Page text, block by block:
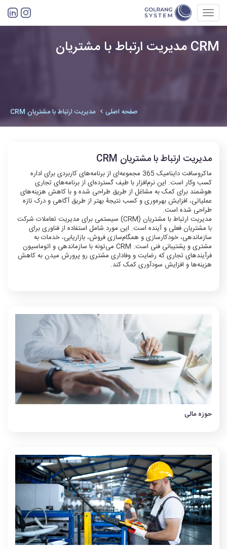
مدیریت ارتباط با مشتریان CRM
صفحه اصلی مدیریت ارتباط با مشتریان CRM
مدیریت ارتباط با مشتریان CRM
ماکروسافت داینامیک 365 مجموعه‌ای از برنامه‌های کاربردی برای اداره
کسب وکار است. این نرم‌افزار با طیف گسترده‌ای از برنامه‌های تجاری
هوشمند برای کمک به مشاغل از طریق طراحی شده و با کاهش هزینه‌های
عملیاتی، افزایش بهره‌وری و کسب نتیجۀ بهتر از طریق آگاهی و درک تازه
طراحی شده است.
مدیریت ارتباط با مشتریان (CRM) سیستمی برای مدیریت تعاملات شرکت
با مشتریان فعلی و آینده است. این مورد شامل استفاده از فناوری برای
سازماندهی، خودکارسازی و همگام‌سازی فروش، بازاریابی، خدمات به
مشتری و پشتیبانی فنی است. CRM می‌تونه با سازماندهی و اتوماسیون
فرآیندهای تجاری که رضایت و وفاداری مشتری رو پرورش میدن به کاهش
هزینه‌ها و افزایش سودآوری کمک کند.
حوزه مالی